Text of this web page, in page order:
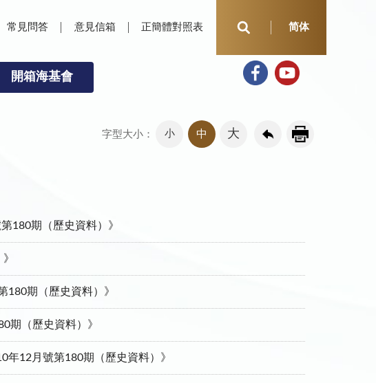
常見問答 意見信箱 正簡體對照表 简体
開箱海基會
字型大小： 小 中 大
180期（歷史資料）》
180期（歷史資料）》
期（歷史資料）》
12月號第180期（歷史資料）》